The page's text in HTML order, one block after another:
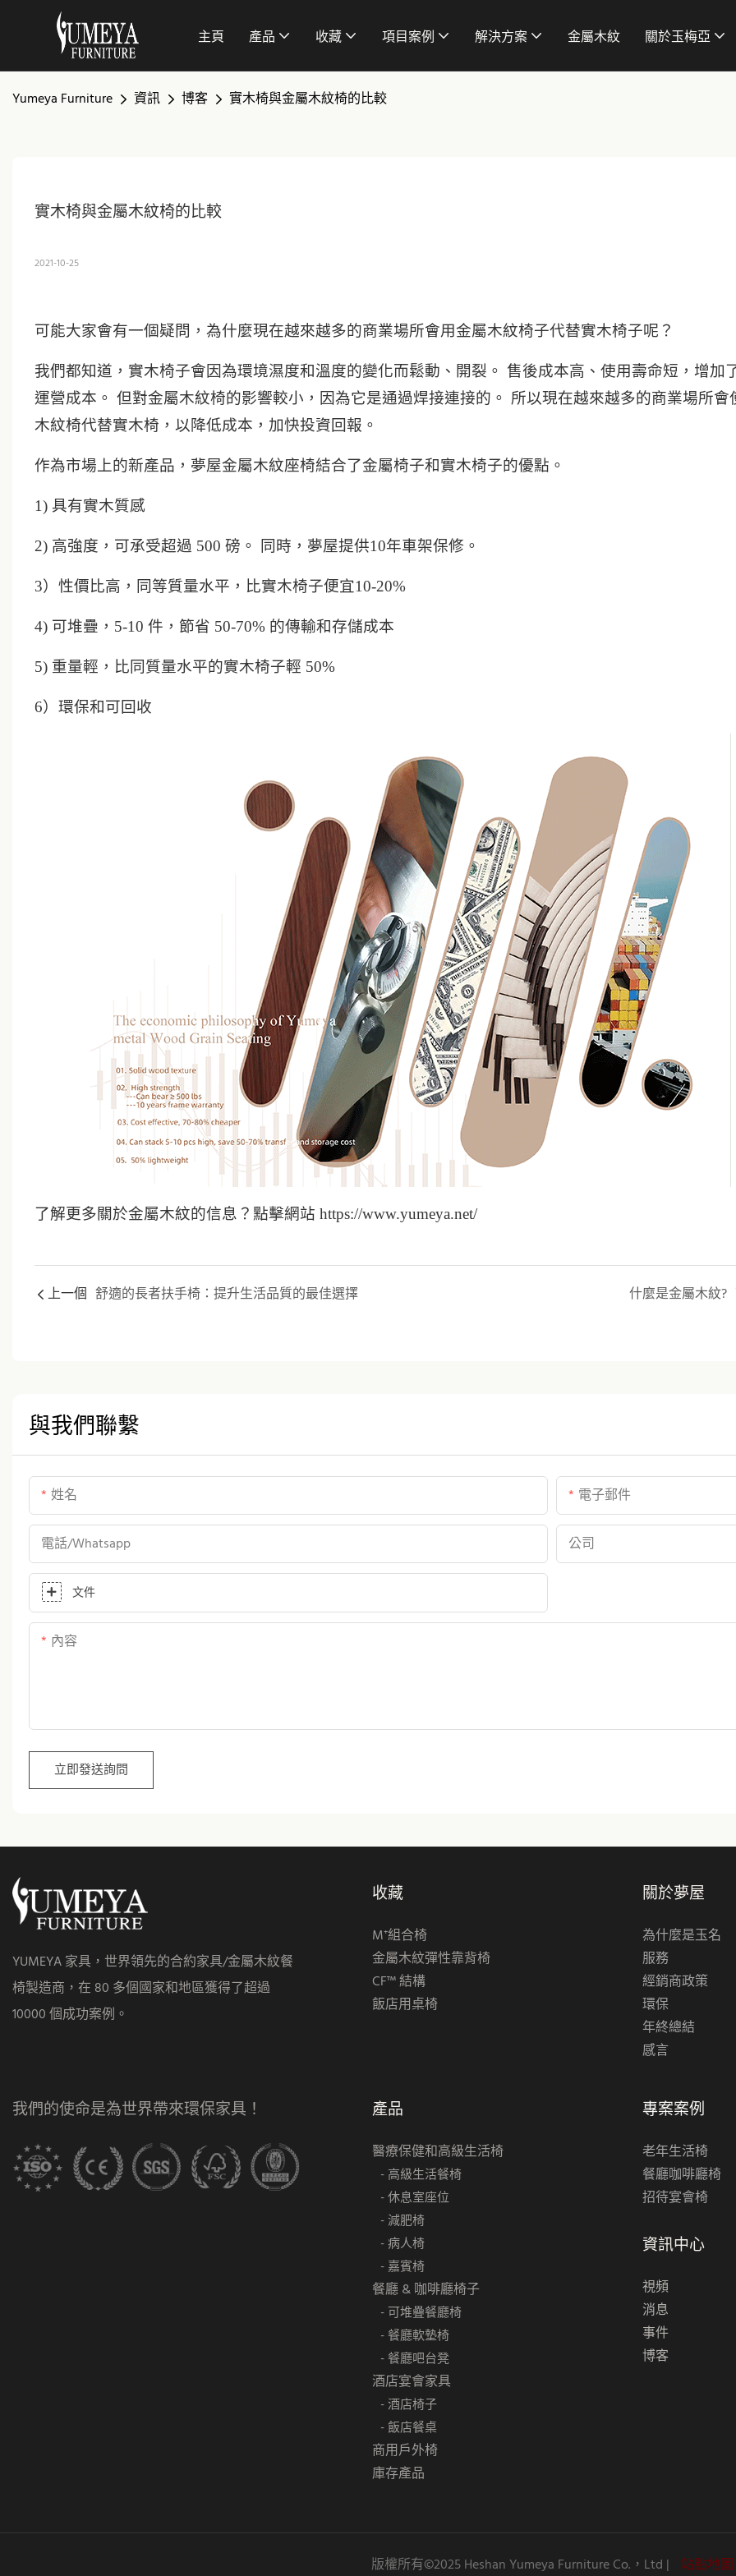
主頁 產品 收藏 項目案例 解決方案 金屬木紋 關於玉梅亞
Yumeya Furniture 資訊 博客 實木椅與金屬木紋椅的比較
實木椅與金屬木紋椅的比較
2021-10-25
可能大家會有一個疑問，為什麼現在越來越多的商業場所會用金屬木紋椅子代替實木椅子呢？
我們都知道，實木椅子會因為環境濕度和溫度的變化而鬆動、開裂。 售後成本高、使用壽命短，增加
運營成本。 但對金屬木紋椅的影響較小，因為它是通過焊接連接的。 所以現在越來越多的商業場所會
木紋椅代替實木椅，以降低成本，加快投資回報。
作為市場上的新產品，夢屋金屬木紋座椅結合了金屬椅子和實木椅子的優點。
1) 具有實木質感
2) 高強度，可承受超過 500 磅。 同時，夢屋提供10年車架保修。
3）性價比高，同等質量水平，比實木椅子便宜10-20%
4) 可堆疊，5-10 件，節省 50-70% 的傳輸和存儲成本
5) 重量輕，比同質量水平的實木椅子輕 50%
6）環保和可回收
了解更多關於金屬木紋的信息？點擊網站 https://www.yumeya.net/
上一個 舒適的長者扶手椅：提升生活品質的最佳選擇 什麼是金屬木紋?
與我們聯繫
姓名 電子郵件
電話/whatsapp 公司
文件
內容
立即發送詢問
YUMEYA 家具，世界領先的合約家具/金屬木紋餐
椅製造商，在 80 多個國家和地區獲得了超過
10000 個成功案例。
收藏
M⁺組合椅
金屬木紋彈性靠背椅
CF™ 結構
飯店用桌椅
關於夢屋
為什麼是玉名
服務
經銷商政策
環保
年終總結
感言
我們的使命是為世界帶來環保家具！ 產品
醫療保健和高級生活椅
- 高級生活餐椅
- 休息室座位
- 減肥椅
- 病人椅
- 嘉賓椅
餐廳 & 咖啡廳椅子
- 可堆疊餐廳椅
- 餐廳軟墊椅
- 餐廳吧台凳
酒店宴會家具
- 酒店椅子
- 飯店餐桌
商用戶外椅
庫存產品
專案案例
老年生活椅
餐廳咖啡廳椅
招待宴會椅
資訊中心
視頻
消息
事件
博客
版權所有©2025 Heshan Yumeya Furniture Co.，Ltd | 站點地圖